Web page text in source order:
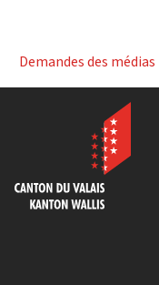
Demandes des médias